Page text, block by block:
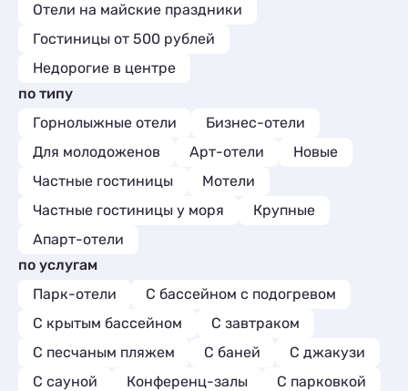
Отели на майские праздники
Гостиницы от 500 рублей
Недорогие в центре
по типу
Горнолыжные отели
Бизнес-отели
Для молодоженов
Арт-отели
Новые
Частные гостиницы
Мотели
Частные гостиницы у моря
Крупные
Апарт-отели
по услугам
Парк-отели
С бассейном с подогревом
С крытым бассейном
С завтраком
С песчаным пляжем
С баней
С джакузи
С сауной
Конференц-залы
С парковкой